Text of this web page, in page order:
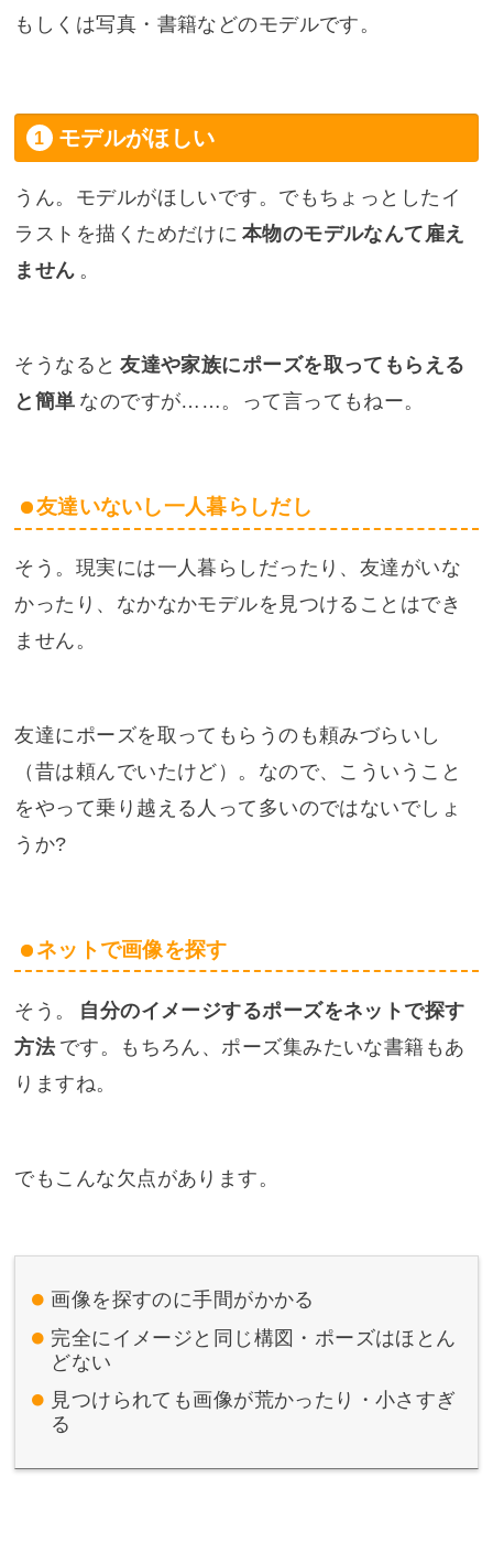
もしくは写真・書籍などのモデルです。
モデルがほしい
うん。モデルがほしいです。でもちょっとしたイ
ラストを描くためだけに 本物のモデルなんて雇え
ません 。
そうなると 友達や家族にポーズを取ってもらえる
と簡単 なのですが……。って言ってもねー。
友達いないし一人暮らしだし
そう。現実には一人暮らしだったり、友達がいな
かったり、なかなかモデルを見つけることはでき
ません。
友達にポーズを取ってもらうのも頼みづらいし
（ 昔は頼んでいたけど ）。なので、こういうこと
をやって乗り越える人って多いのではないでしょ
うか?
ネットで画像を探す
そう。
自分のイメージするポーズをネットで探す
方法 です。もちろん、ポーズ集みたいな書籍もあ
りますね。
でもこんな欠点があります。
画像を探すのに手間がかかる
完全にイメージと同じ構図・ポーズはほとん
どない
見つけられても画像が荒かったり・小さすぎ
る